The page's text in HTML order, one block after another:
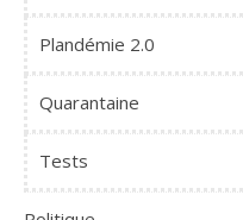
Plandémie 2.0
Quarantaine
Tests